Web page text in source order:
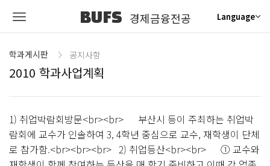
BUFS 경제금융전공 Language
학과게시판 공지사항
2010 학과사업계획
1) 취업박람회방문<br><br> 부산시 등이 주최하는 취업박
람회에 교수가 인솔하여 3, 4학년 중심으로 교수, 재학생이 단체
로 참가함.<br><br><br> 2) 취업등산<br><br> ① 교수와